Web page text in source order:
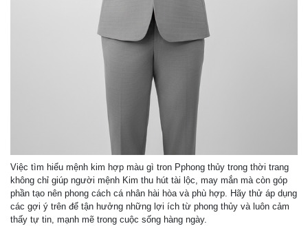
Việc tìm hiểu mệnh kim hợp màu gì tron Pphong thủy trong thời trang
không chỉ giúp người mệnh Kim thu hút tài lộc, may mắn mà còn góp
phần tạo nên phong cách cá nhân hài hòa và phù hợp. Hãy thử áp dụng
các gợi ý trên để tận hưởng những lợi ích từ phong thủy và luôn cảm
thấy tự tin, mạnh mẽ trong cuộc sống hàng ngày.